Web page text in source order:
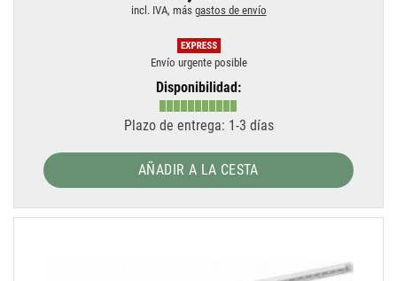
incl. IVA, más gastos de envío
Envío urgente posible
Disponibilidad:
Plazo de entrega: 1-3 días
AÑADIR A LA CESTA